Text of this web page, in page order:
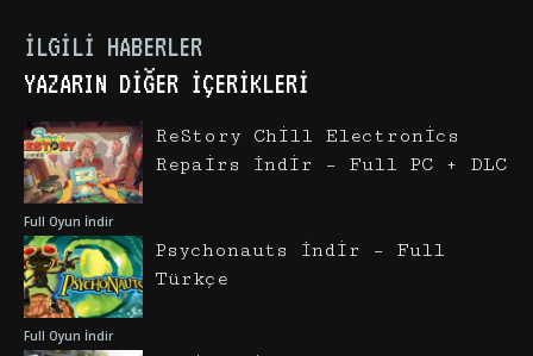
İLGILI HABERLER
YAZARIN DIĞER İÇERIKLERI
Full Oyun İndir
ReStory Chill Electronics
Repairs İndir – Full PC + DLC
Full Oyun İndir
Psychonauts İndir – Full
Türkçe